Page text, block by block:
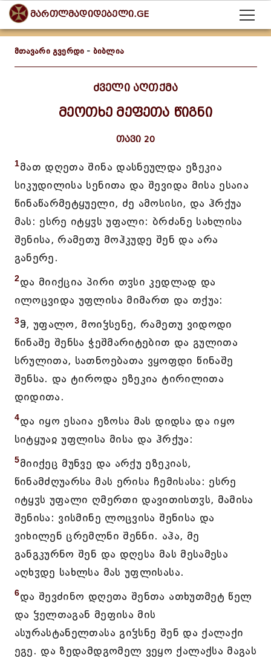
მართლმადიდებელი.GE
მთავარი გვერდი - ბიბლია
ძველი აღთქმა
მეოთხე მეფეთა წიგნი
თავი 20
1მათ დღეთა შინა დასნეულდა ეზეკია
სიკუდილისა სენითა და შევიდა მისა ესაია
წინაწარმეტყუელი, ძე ამოსისი, და ჰრქუა
მას: ესრე იტყჳს უფალი: ბრძანე სახლისა
შენისა, რამეთუ მოჰკუდე შენ და არა
განერე.
2და მიიქცია პირი თჳსი კედლად და
ილოცვიდა უფლისა მიმართ და თქუა:
3ჵ, უფალო, მოიჴსენე, რამეთუ ვიდოდი
წინაშე შენსა ჭეშმარიტებით და გულითა
სრულითა, სათნოებათა ვყოფდი წინაშე
შენსა. და ტიროდა ეზეკია ტირილითა
დიდითა.
4და იყო ესაია ეზოსა მას დიდსა და იყო
სიტყუაჲ უფლისა მისა და ჰრქუა:
5მიიქეც მუნვე და არქუ ეზეკიას,
წინამძღუარსა მას ერისა ჩემისასა: ესრე
იტყჳს უფალი ღმერთი დავითისთჳს, მამისა
შენისა: ვისმინე ლოცვისა შენისა და
ვიხილენ ცრემლნი შენნი. აჰა, მე
განგკურნო შენ და დღესა მას მესამესა
აღხჳდე სახლსა მას უფლისასა.
6და შევძინო დღეთა შენთა ათხუთმეტ წელ
და ჴელთაგან მეფისა მის
ასურასტანელთასა გიჴსნე შენ და ქალაქი
ეგე. და ზედამდგომელ ვეყო ქალაქსა მაგას